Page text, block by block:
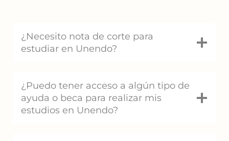
¿Necesito nota de corte para
estudiar en Unendo?
¿Puedo tener acceso a algún tipo de
ayuda o beca para realizar mis
estudios en Unendo?